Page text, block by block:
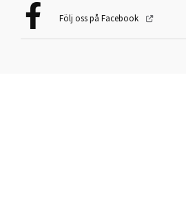
Följ oss på Facebook